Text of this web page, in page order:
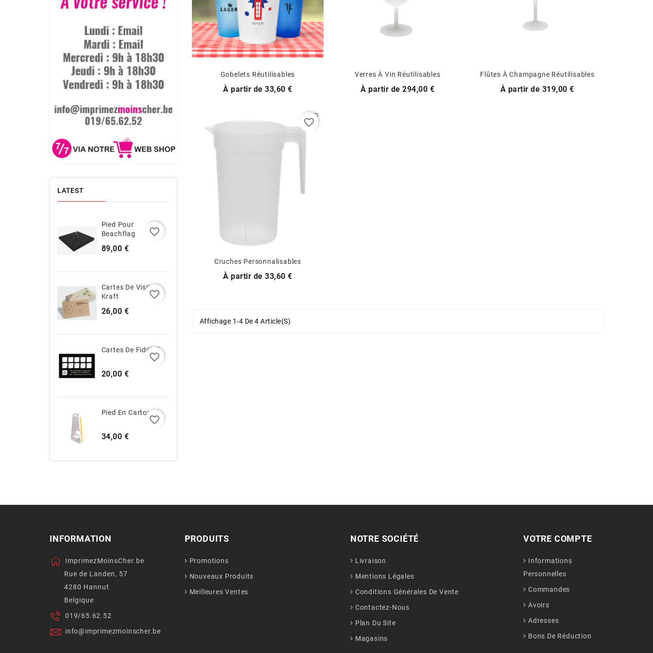
LATEST
Pied Pour
Beachflag
89,00 €Prix
favorite_border
Cartes De Visite
Kraft
26,00 €Prix
favorite_border
Cartes De Fidélité
20,00 €Prix
favorite_border
Pied En Carton
34,00 €Prix
favorite_border
Gobelets Réutilisables
À partir dePrix
33,60 €
Verres À Vin Réutilisables
À partir dePrix
294,00 €
Flûtes À Champagne Réutilisables
À partir de Prix
319,00 €
Cruches Personnalisables
À partir dePrix
33,60 €
favorite_border
Affichage 1-4 De 4 Article(s)
INFORMATION
ImprimezMoinsCher.be
Rue de Landen, 57
4280 Hannut
Belgique
019/65.62.52
info@imprimezmoinscher.be
PRODUITS
Promotions
Nouveaux Produits
Meilleures Ventes
NOTRE SOCIÉTÉ
Livraison
Mentions Légales
Conditions Générales De Vente
Contactez-Nous
Plan Du Site
Magasins
VOTRE COMPTE
Informations
Personnelles
Commandes
Avoirs
Adresses
Bons De Réduction